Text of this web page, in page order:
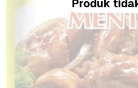
Produk